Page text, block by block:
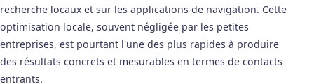
recherche locaux et sur les applications de navigation. Cette
optimisation locale, souvent négligée par les petites
entreprises, est pourtant l'une des plus rapides à produire
des résultats concrets et mesurables en termes de contacts
entrants.